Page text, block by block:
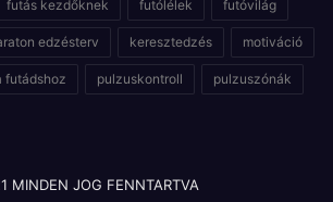
futás kezdőknek futólélek futóvilág
edzésterv keresztedzés motiváció
futádshoz pulzuskontroll pulzuszónák
JOG FENNTARTVA